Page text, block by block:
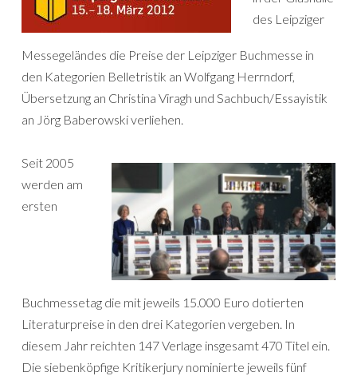
des Leipziger
Messegeländes die Preise der Leipziger Buchmesse in
den Kategorien Belletristik an Wolfgang Herrndorf,
Übersetzung an Christina Viragh und Sachbuch/Essayistik
an Jörg Baberowski verliehen.
Seit 2005
werden am
ersten
Buchmessetag die mit jeweils 15.000 Euro dotierten
Literaturpreise in den drei Kategorien vergeben. In
diesem Jahr reichten 147 Verlage insgesamt 470 Titel ein.
Die siebenköpfige Kritikerjury nominierte jeweils fünf